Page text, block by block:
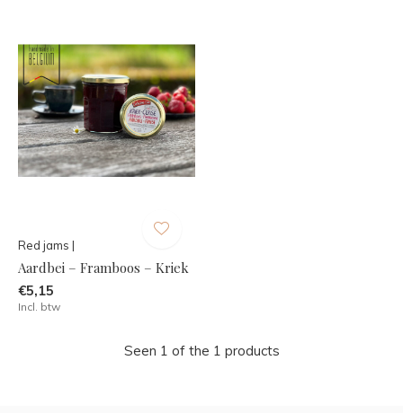
Red jams |
Aardbei – Framboos – Kriek
€5,15
Incl. btw
Seen 1 of the 1 products